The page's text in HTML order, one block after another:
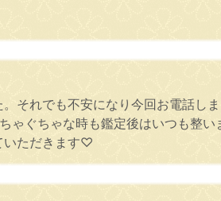
それでも不安になり今回お電話し
ゃぐちゃな時も鑑定後はいつも整い
いただきます♡